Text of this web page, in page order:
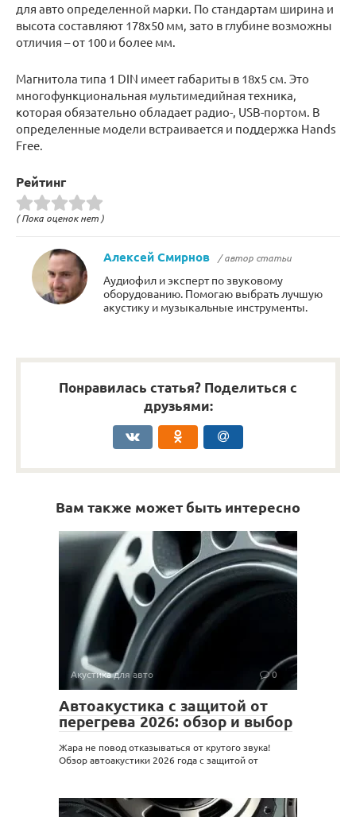
для авто определенной марки. По стандартам ширина и
высота составляют 178х50 мм, зато в глубине возможны
отличия – от 100 и более мм.
Магнитола типа 1 DIN имеет габариты в 18х5 см. Это
многофункциональная мультимедийная техника,
которая обязательно обладает радио-, USB-портом. В
определенные модели встраивается и поддержка Hands
Free.
Рейтинг
( Пока оценок нет )
Алексей Смирнов / автор статьи
Аудиофил и эксперт по звуковому
оборудованию. Помогаю выбрать лучшую
акустику и музыкальные инструменты.
Понравилась статья? Поделиться с
друзьями:
Вам также может быть интересно
Акустика для авто 0
Автоакустика с защитой от
перегрева 2026: обзор и выбор
Жара не повод отказываться от крутого звука!
Обзор автоакустики 2026 года с защитой от